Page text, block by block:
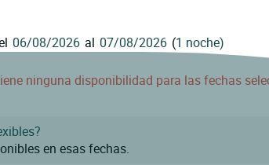
al (1 noche)
ninguna disponibilidad para las fechas
en esas fechas.